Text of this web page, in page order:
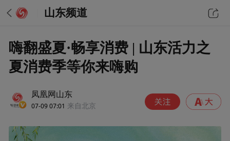
山东频道
嗨翻盛夏·畅享消费 | 山东活力之
夏消费季等你来嗨购
凤凰网山东
07-09 07:01 来自北京